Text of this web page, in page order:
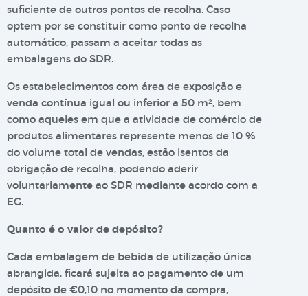
suficiente de outros pontos de recolha. Caso
optem por se constituir como ponto de recolha
automático, passam a aceitar todas as
embalagens do SDR.
Os estabelecimentos com área de exposição e
venda contínua igual ou inferior a 50 m², bem
como aqueles em que a atividade de comércio de
produtos alimentares represente menos de 10 %
do volume total de vendas, estão isentos da
obrigação de recolha, podendo aderir
voluntariamente ao SDR mediante acordo com a
EG.
Quanto é o valor de depósito?
Cada embalagem de bebida de utilização única
abrangida, ficará sujeita ao pagamento de um
depósito de €0,10 no momento da compra,